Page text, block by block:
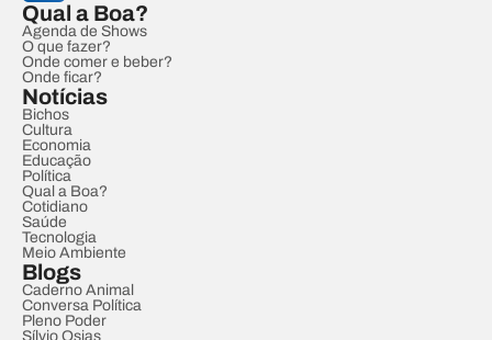
Qual a Boa?
Agenda de Shows
O que fazer?
Onde comer e beber?
Onde ficar?
Notícias
Bichos
Cultura
Economia
Educação
Política
Qual a Boa?
Cotidiano
Saúde
Tecnologia
Meio Ambiente
Blogs
Caderno Animal
Conversa Política
Pleno Poder
Sílvio Osias